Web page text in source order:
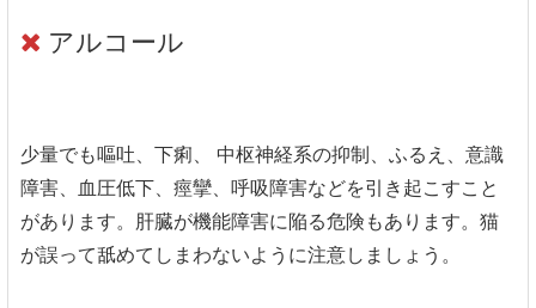
アルコール
少量でも嘔吐、下痢、 中枢神経系の抑制、ふるえ、意識
障害、血圧低下、痙攣、呼吸障害などを引き起こすこと
があります。肝臓が機能障害に陥る危険もあります。猫
が誤って舐めてしまわないように注意しましょう。